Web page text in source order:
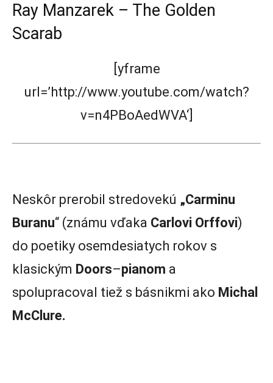
Ray Manzarek – The Golden
Scarab
[yframe
url=’http://www.youtube.com/watch?
v=n4PBoAedWVA‘]
Neskôr prerobil stredovekú „Carminu
Buranu“ (známu vďaka Carlovi Orffovi)
do poetiky osemdesiatych rokov s
klasickým Doors–pianom a
spolupracoval tiež s básnikmi ako Michal
McClure.